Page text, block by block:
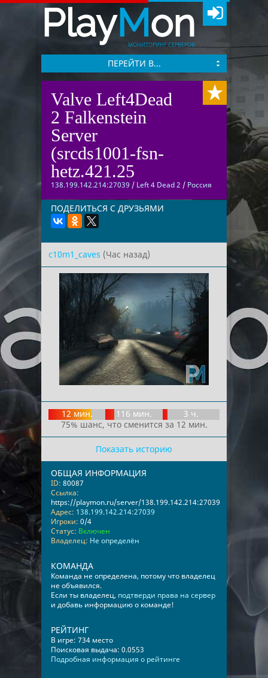
PlayMon
МОНИТОРИНГ СЕРВЕРОВ
ПЕРЕЙТИ В...
Valve Left4Dead
2 Falkenstein
Server
(srcds1001-fsn-
hetz.421.25
138.199.142.214:27039 / Left 4 Dead 2 / Россия
ПОДЕЛИТЬСЯ С ДРУЗЬЯМИ
c10m1_caves (Час назад)
12 мин. 116 мин.
3 ч.
75% шанс, что сменится за 12 мин.
Показать историю
ОБЩАЯ ИНФОРМАЦИЯ
ID: 80087
Ссылка:
https://playmon.ru/server/138.199.142.214:27039
Адрес: 138.199.142.214:27039
Игроки: 0/4
Статус: Включен
Владелец: Не определён
КОМАНДА
Команда не определена, потому что владелец
не объявился.
Если ты владелец, подтверди права на сервер
и добавь информацию о команде!
РЕЙТИНГ
В игре: 734 место
Поисковая выдача: 0.0553
Подробная информация о рейтинге